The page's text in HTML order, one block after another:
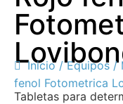
Inicio/Equipos/
fenol Fotometrica
Tabletas para